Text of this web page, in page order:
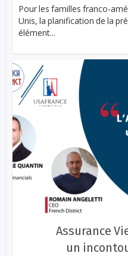
Pour les familles franco-
Unis, la planification de la
élément...
Assurance
un